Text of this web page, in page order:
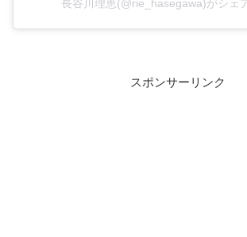
長谷川理恵(@rie_hasegawa)がシェ
スポンサーリンク